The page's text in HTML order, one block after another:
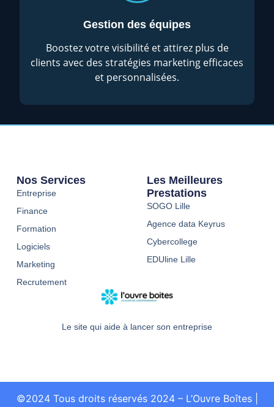
Gestion des équipes
Boostez votre visibilité et attirez plus de
clients avec des stratégies marketing efficaces
et personnalisées.
Le site qui aide à lancer son entreprise
Nos Services
Entreprise
Finance
Formation
Logiciels
Marketing
Recrutement
Les Meilleures
Prestations
SOGO Lille
Agence data Keyrus
Cybercollege
EDUline Lille
©2024 Tous droits réservés 2024 – L’Ouvre Boîtes